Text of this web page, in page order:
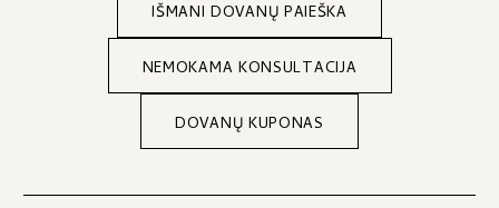
IŠMANI DOVANŲ PAIEŠKA
NEMOKAMA KONSULTACIJA
DOVANŲ KUPONAS